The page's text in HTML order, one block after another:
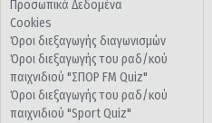
Προσωπικά Δεδομένα
Cookies
Όροι διεξαγωγής διαγωνισμών
Όροι διεξαγωγής του ραδ/κού
παιχνιδιού "ΣΠΟΡ FM Quiz"
Όροι διεξαγωγής του ραδ/κού
παιχνιδιού "Sport Quiz"